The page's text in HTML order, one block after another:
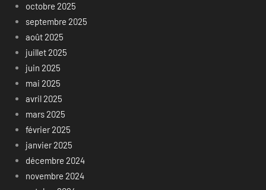
octobre 2025
septembre 2025
août 2025
juillet 2025
juin 2025
mai 2025
avril 2025
mars 2025
février 2025
janvier 2025
décembre 2024
novembre 2024